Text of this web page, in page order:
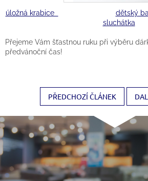
úložná krabice
dětský
sluchátka
Přejeme Vám šťastnou ruku při výběru
předvánoční čas!
PŘEDCHOZÍ ČLÁNEK